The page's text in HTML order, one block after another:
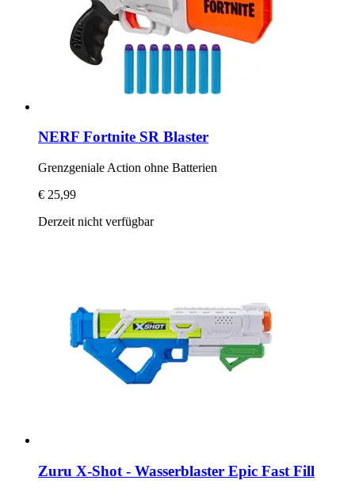
NERF Fortnite SR Blaster
Grenzgeniale Action ohne Batterien
€ 25,99
Derzeit nicht verfügbar
Zuru X-​Shot -​ Wasserblaster Epic Fast Fill